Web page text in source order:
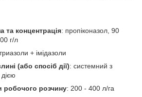
та концентрація: пропіконазол, 90
г/л
+ імідазоли
(або спосіб дії): системний з
робочого розчину: 200 - 400 л/га